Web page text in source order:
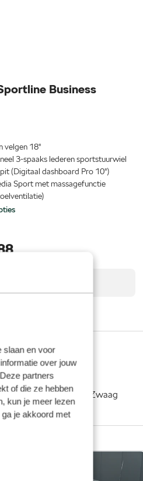
slaan en voor
over jouw
partners
of die ze hebben
kun je meer lezen
je akkoord met
Business
velgen 18"
3-spaaks lederen sportstuurwiel
(Digitaal dashboard Pro 10")
Sport met massagefunctie
53, 1689 AR, Zwaag
276 600